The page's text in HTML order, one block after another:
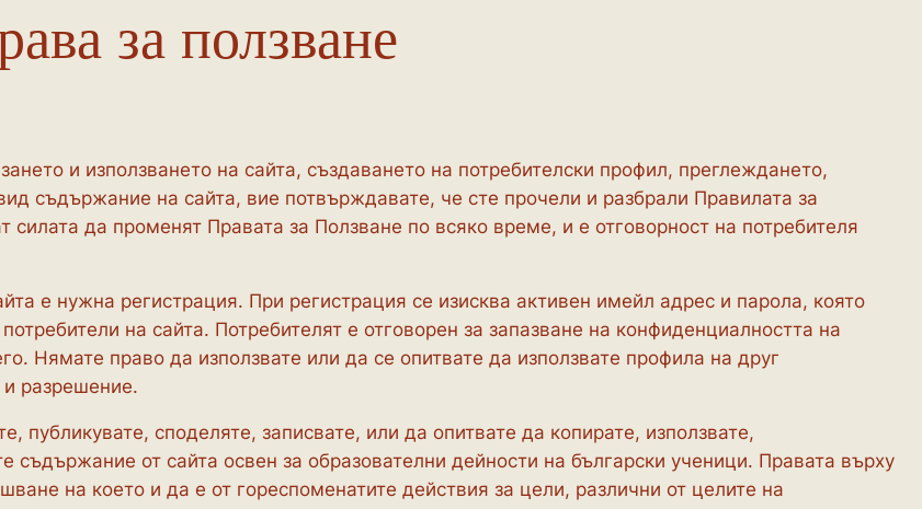
за ползване
и използването на сайта, създаването на потребителски профил, преглеждането,
съдържание на сайта, вие потвърждавате, че сте прочели и разбрали Правилата за
да променят Правата за Ползване по всяко време, и е отговорност на потребителя
е нужна регистрация. При регистрация се изисква активен имейл адрес и парола, която
на сайта. Потребителят е отговорен за запазване на конфиденциалността на
Нямате право да използвате или да се опитвате да използвате профила на друг
и разрешение.
публикувате, споделяте, записвате, или да опитвате да копирате, използвате,
съдържание от сайта освен за образователни дейности на български ученици. Правата върху
на което и да е от гореспоменатите действия за цели, различни от целите на